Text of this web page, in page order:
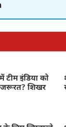
टीम इंडिया को
जरूरत? शिखर